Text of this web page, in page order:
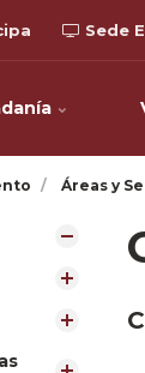
Sede
Áreas y